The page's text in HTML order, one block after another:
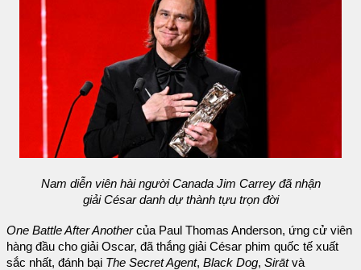
Nam diễn viên hài người Canada Jim Carrey đã nhận
giải César danh dự thành tựu trọn đời
One Battle After Anothercủa Paul Thomas Anderson, ứng cử viên
hàng đầu cho giải Oscar, đã thắng giải César phim quốc tế xuất
sắc nhất, đánh bại The Secret Agent, Black Dog, Sirātvà